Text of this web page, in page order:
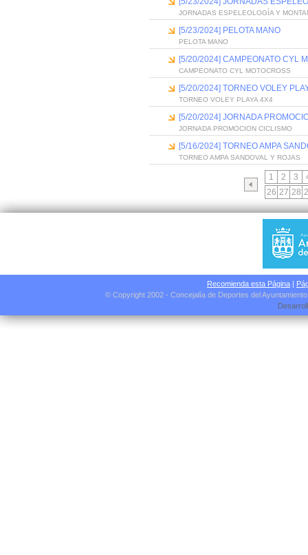
JORNADAS ESPELEOLOGÍA Y
[5/23/2024] PELOTA MANO
PELOTA MANO
[5/20/2024] CAMPEONATO CYL
CAMPEONATO CYL MOTOCROSS
[5/20/2024] TORNEO VOLEY
TORNEO VOLEY PLAYA 4X4
[5/20/2024] JORNADA
JORNADA PROMOCION CICLISMO
[5/16/2024] TORNEO AMPA
TORNEO AMPA SANDOVAL Y ROJAS
1 2 3
26 27 28
Recomienda esta Página |
© Copyright 2002 - Concejalía de Deportes del